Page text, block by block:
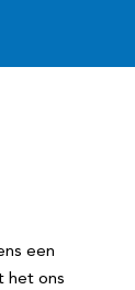
een
het ons